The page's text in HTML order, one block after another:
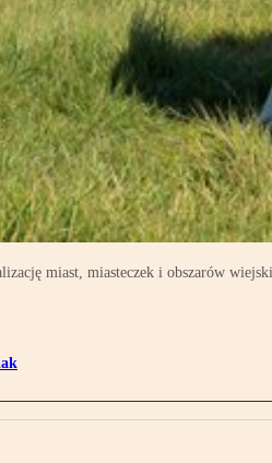
miast, miasteczek i obszarów